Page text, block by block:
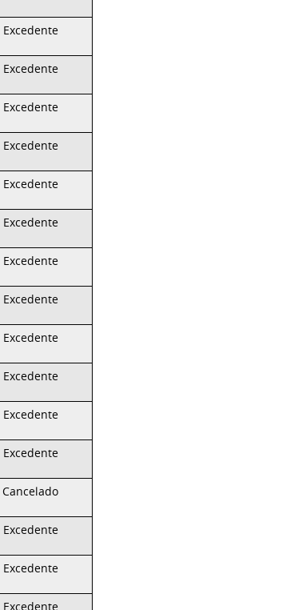
Excedente
Excedente
Excedente
Excedente
Excedente
Excedente
Excedente
Excedente
Excedente
Excedente
Excedente
Excedente
Cancelado
Excedente
Excedente
Excedente